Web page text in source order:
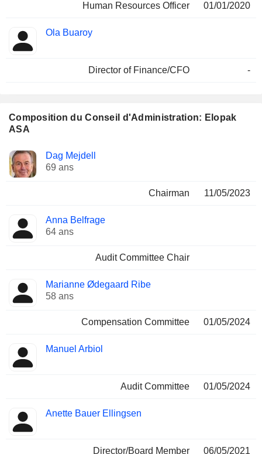
Human Resources Officer 01/01/2020
Ola Buaroy
Director of Finance/CFO -
Composition du Conseil d'Administration: Elopak
ASA
Administrateur Comités
Dag Mejdell
69 ans
Chairman 11/05/2023
Anna Belfrage
64 ans
Audit Committee Chair
Marianne Ødegaard Ribe
58 ans
Compensation Committee 01/05/2024
Manuel Arbiol
Audit Committee 01/05/2024
Anette Bauer Ellingsen
Director/Board Member
06/05/2021